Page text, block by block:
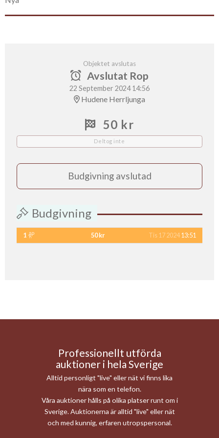
Objektet avslutas
Avslutat Rop
22 September 2024 14:56
Hudene Herrljunga
50 kr
Deltog inte
Budgivning avslutad
Budgivning
1 50 kr Tis 17 202413:51
Professionellt utförda
auktioner i hela Sverige
Alltid personligt "live" eller nät vi finns lika
nära som en telefon.
Våra auktioner hålls på olika platser runt om i
Sverige. Auktionerna är alltid "live" eller nät
och med kunnig, erfaren utropspersonal.